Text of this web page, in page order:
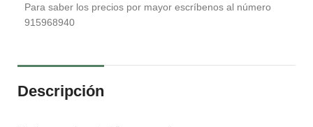
Para saber los precios por mayor escríbenos al número
915968940
Descripción